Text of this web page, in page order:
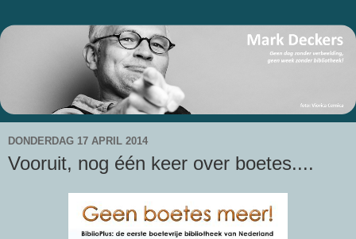
DONDERDAG 17 APRIL 2014
Vooruit, nog één keer over boetes....